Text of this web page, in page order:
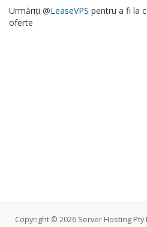
Urmăriți @LeaseVPS pentru a fi la
oferte
Copyright © 2026 Server Hosting Pty